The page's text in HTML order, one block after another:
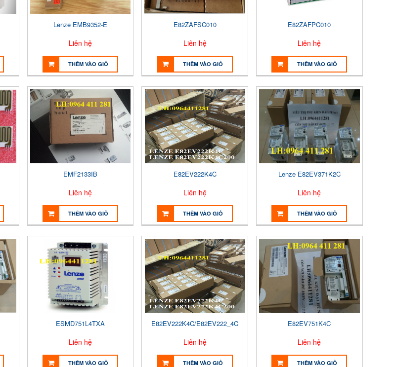
Lenze EMB9352-E
Liên hệ
THÊM VÀO GIỎ
E82ZAFSC010
Liên hệ
THÊM VÀO GIỎ
E82ZAFPC010
Liên hệ
THÊM VÀO GIỎ
EMF2133IB
Liên hệ
THÊM VÀO GIỎ
E82EV222K4C
Liên hệ
THÊM VÀO GIỎ
Lenze E82EV371K2C
Liên hệ
THÊM VÀO GIỎ
ESMD751L4TXA
Liên hệ
THÊM VÀO GIỎ
E82EV222K4C/E82EV222_4C
Liên hệ
THÊM VÀO GIỎ
E82EV751K4C
Liên hệ
THÊM VÀO GIỎ